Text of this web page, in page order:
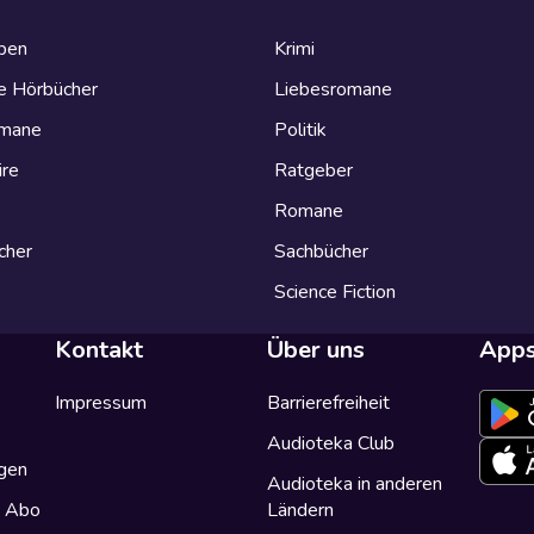
Hörbücher
Krimi
Liebesromane
Politik
Ratgeber
Romane
Sachbücher
Science Fiction
Abo
Kontakt
Impressum
Über uns
Barrierefreiheit
Audioteka Club
Audioteka in anderen
Ländern